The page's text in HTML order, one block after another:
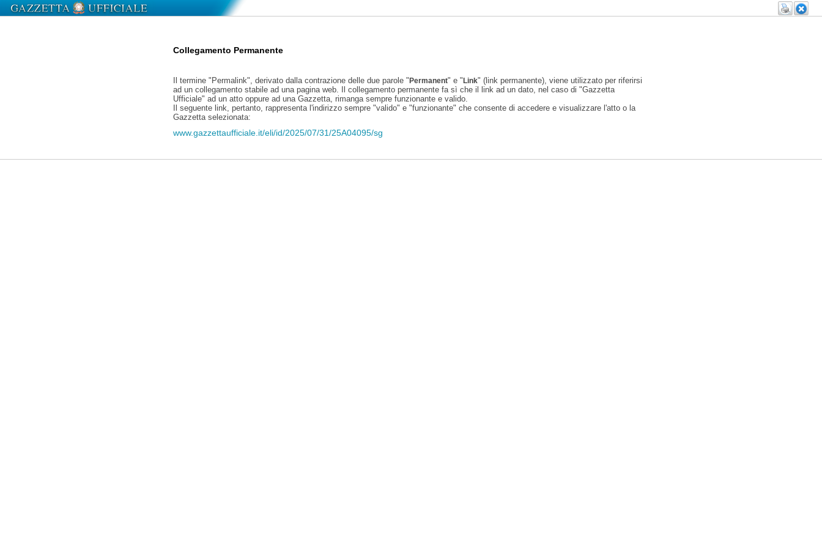
Collegamento Permanente
Il termine "Permalink", derivato dalla contrazione delle due parole "Permanent" e "Link" (link permanente), viene utilizzato per riferirsi
ad un collegamento stabile ad una pagina web. Il collegamento permanente fa sì che il link ad un dato, nel caso di "Gazzetta
Ufficiale" ad un atto oppure ad una Gazzetta, rimanga sempre funzionante e valido.
Il seguente link, pertanto, rappresenta l'indirizzo sempre "valido" e "funzionante" che consente di accedere e visualizzare l'atto o la
Gazzetta selezionata:
www.gazzettaufficiale.it/eli/id/2025/07/31/25A04095/sg